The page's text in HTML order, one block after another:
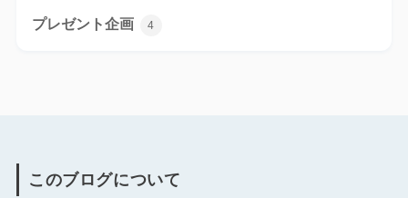
プレゼント企画 4
このブログについて